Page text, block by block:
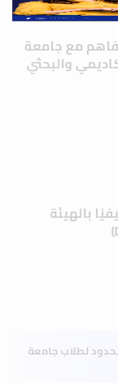
مع جامعة
والبحثي
بالهيئة
لطلاب جامعة